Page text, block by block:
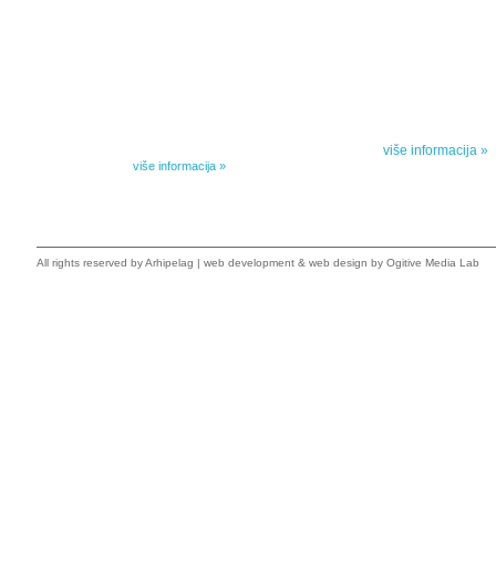
više informacija »
više informacija »
All rights reserved byArhipelag | web development & web design by Ogitive Media Lab